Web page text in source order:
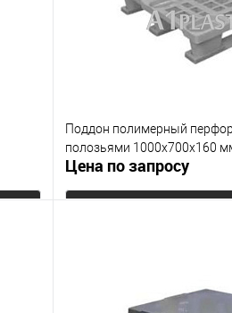
Поддон полимерный
полозьями 1000х700х160
Цена по запросу